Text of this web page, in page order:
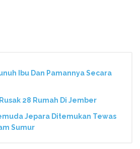
Ibu Dan Pamannya Secara
28 Rumah Di Jember
Jepara Ditemukan Tewas
Sumur